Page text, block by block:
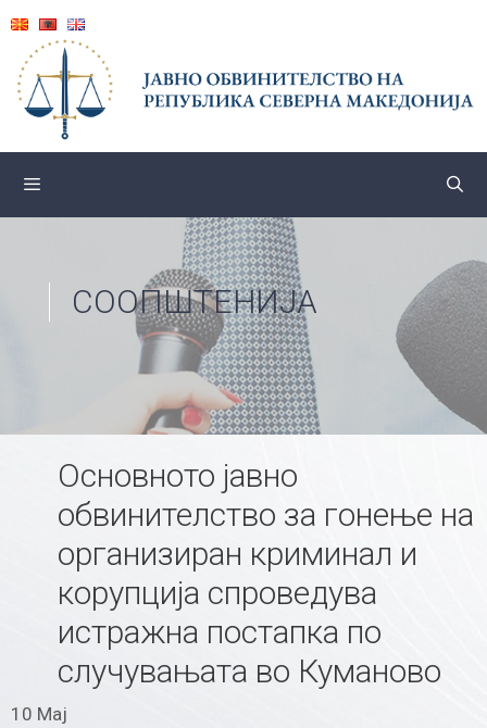
content
СООПШТЕНИЈА
Основното јавно
обвинителство за гонење на
организиран криминал и
корупција спроведува
истражна постапка по
случувањата во Куманово
10 Мај